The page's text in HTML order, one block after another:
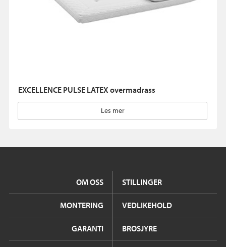
EXCELLENCE PULSE LATEX overmadrass
Les mer
OM OSS STILLINGER
MONTERING VEDLIKEHOLD
GARANTI BROSJYRE